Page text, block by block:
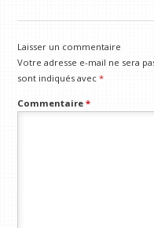
Laisser un commentaire
Votre adresse e-mail ne sera
sont indiqués avec*
Commentaire*